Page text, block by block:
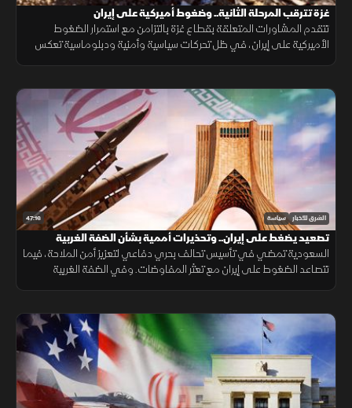
غزة تترقب المرحلة الثانية.. وضغوط أميركية على إيران
تتقدم المشاورات المتعلقة بقطاع غزة بالتزامن مع استمرار الضغوط
الأميركية على إيران، في ظل تحركات سياسية وأمنية ودبلوماسية تعكس
47:16 الشرق للأخبار سياسة
تصعيد يضغط على إيران.. وتحذيرات أممية بشأن الضفة الغربية
السعودية تمضي في تأسيس تحالف بحري دفاعي لتعزيز أمن الملاحة، فيما
تتصاعد الضغوط على إيران مع تعثر المفاوضات. وفي الضفة الغربية